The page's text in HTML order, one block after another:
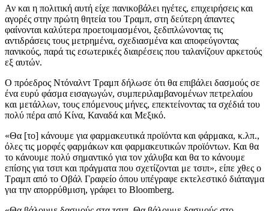
Αν και η πολιτική αυτή είχε πανικοβάλει ηγέτες, επιχειρήσεις και
αγορές στην πρώτη θητεία του Τραμπ, στη δεύτερη άπαντες
φαίνονται καλύτερα προετοιμασμένοι, ξεδιπλώνοντας τις
αντιδράσεις τους μετρημένα, σχεδιασμένα και αποφεύγοντας
πανικούς, παρά τις εσωτερικές διαιρέσεις που ταλανίζουν αρκετούς
εξ αυτών.
Ο πρόεδρος Ντόναλντ Τραμπ δήλωσε ότι θα επιβάλει δασμούς σε
ένα ευρύ φάσμα εισαγωγών, συμπεριλαμβανομένων πετρελαίου
και μετάλλων, τους επόμενους μήνες, επεκτείνοντας τα σχέδιά του
πολύ πέρα από Κίνα, Καναδά και Μεξικό.
«Θα [το] κάνουμε για φαρμακευτικά προϊόντα και φάρμακα, κ.λπ.,
όλες τις μορφές φαρμάκων και φαρμακευτικών προϊόντων. Και θα
το κάνουμε πολύ σημαντικό για τον χάλυβα και θα το κάνουμε
επίσης για τσιπ και πράγματα που σχετίζονται με τσιπ», είπε χθες ο
Τραμπ από το Οβάλ Γραφείο όπου υπέγραφε εκτελεστικό διάταγμα
για την απορρύθμιση, γράφει το Bloomberg.